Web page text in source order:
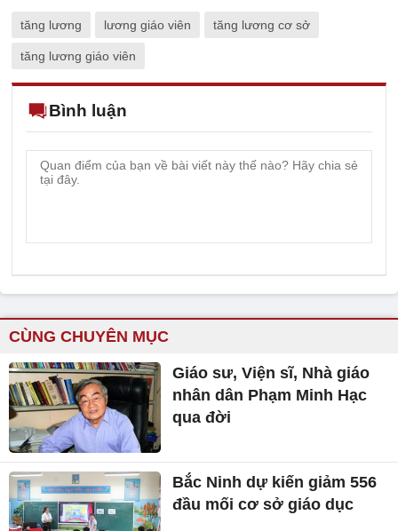
tăng lương lương giáo viên tăng lương cơ sở
tăng lương giáo viên
Bình luận
CÙNG CHUYÊN MỤC
Giáo sư, Viện sĩ, Nhà giáo
nhân dân Phạm Minh Hạc
qua đời
Bắc Ninh dự kiến giảm 556
đầu mối cơ sở giáo dục